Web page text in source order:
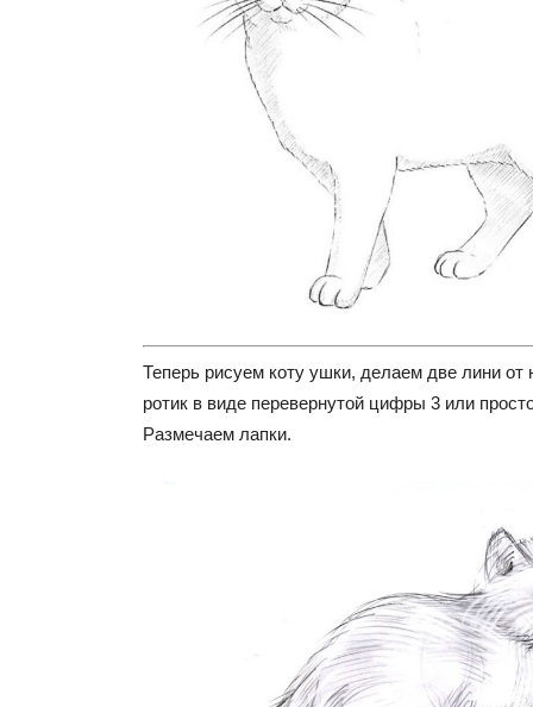
Теперь рисуем коту ушки, делаем две лини от
ротик в виде перевернутой цифры 3 или
Размечаем лапки.